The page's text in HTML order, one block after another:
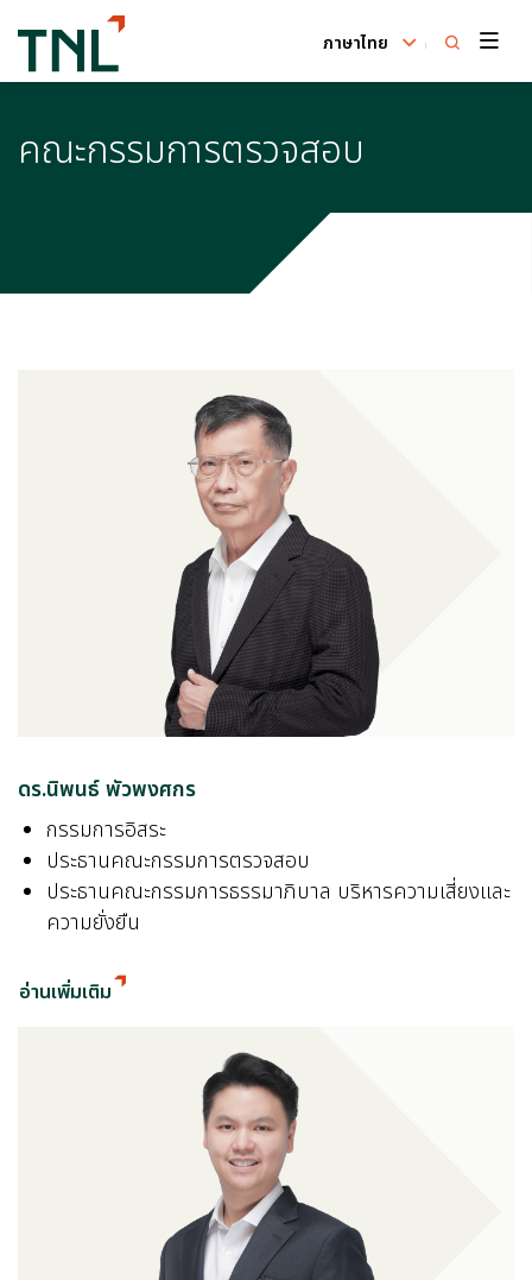
ภาษาไทย
คณะกรรมการตรวจสอบ
ดร.นิพนธ์ พัวพงศกร
กรรมการอิสระ
ประธานคณะกรรมการตรวจสอบ
ประธานคณะกรรมการธรรมาภิบาล บริหารความเสี่ยงและ
ความยั่งยืน
อ่านเพิ่มเติม